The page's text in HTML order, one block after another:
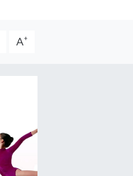
A+